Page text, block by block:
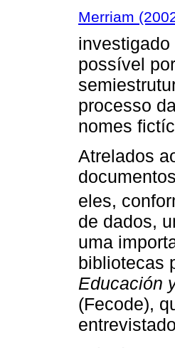
Merriam
possível
processo
nomes
Atrelados
eles,
de dados,
uma
bibliotecas
Educación
(Fecode),